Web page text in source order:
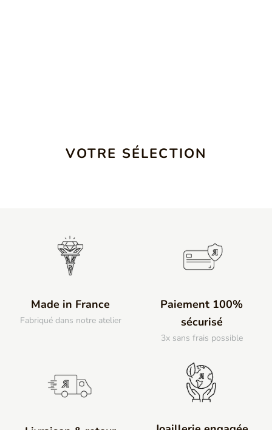
VOTRE SÉLECTION
Made in France
Fabriqué dans notre atelier
Paiement 100%
sécurisé
3x sans frais possible